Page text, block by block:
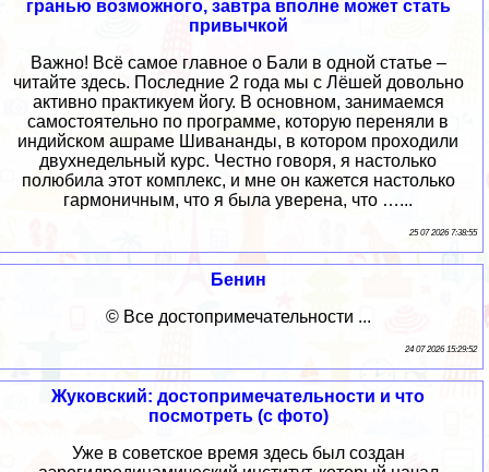
гранью возможного, завтра вполне может стать
привычкой
Важно! Всё самое главное о Бали в одной статье –
читайте здесь. Последние 2 года мы с Лёшей довольно
активно практикуем йогу. В основном, занимаемся
самостоятельно по программе, которую переняли в
индийском ашраме Шивананды, в котором проходили
двухнедельный курс. Честно говоря, я настолько
полюбила этот комплекс, и мне он кажется настолько
гармоничным, что я была уверена, что …...
25 07 2026 7:38:55
Бенин
© Все достопримечательности ...
24 07 2026 15:29:52
Жуковский: достопримечательности и что
посмотреть (с фото)
Уже в советское время здесь был создан